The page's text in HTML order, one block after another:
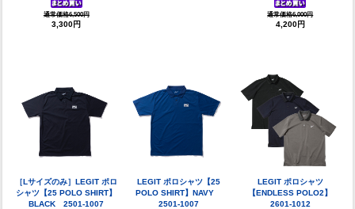
通常価格6,500円
3,300円
通常価格6,000円
4,200円
［Lサイズのみ］LEGIT ポロ
シャツ【25 POLO SHIRT】
BLACK 2501-1007
LEGIT ポロシャツ【25
POLO SHIRT】NAVY
2501-1007
LEGIT ポロシャツ
【ENDLESS POLO2】
2601-1012